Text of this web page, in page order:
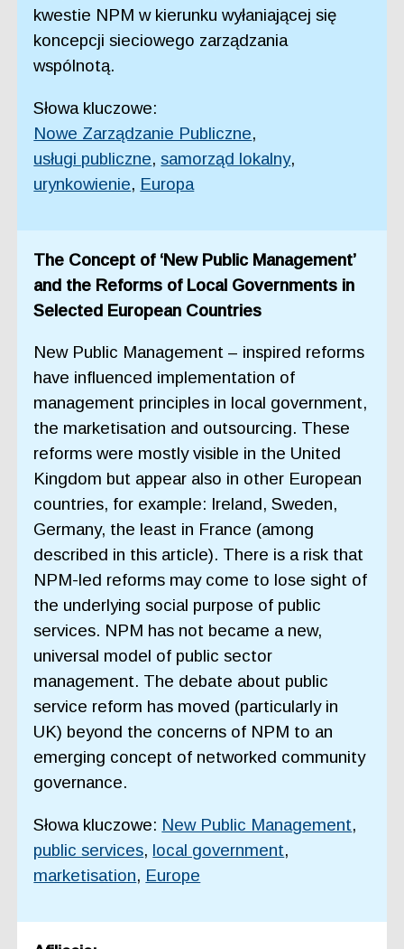
kwestie NPM w kierunku wyłaniającej się
koncepcji sieciowego zarządzania
wspólnotą.
Słowa kluczowe:
Nowe Zarządzanie Publiczne,
usługi publiczne,samorząd lokalny,
urynkowienie, Europa
The Concept of ‘New Public Management’
and the Reforms of Local Governments in
Selected European Countries
New Public Management – inspired reforms
have influenced implementation of
management principles in local government,
the marketisation and outsourcing. These
reforms were mostly visible in the United
Kingdom but appear also in other European
countries, for example: Ireland, Sweden,
Germany, the least in France (among
described in this article). There is a risk that
NPM-led reforms may come to lose sight of
the underlying social purpose of public
services. NPM has not became a new,
universal model of public sector
management. The debate about public
service reform has moved (particularly in
UK) beyond the concerns of NPM to an
emerging concept of networked community
governance.
Słowa kluczowe: New Public Management,
public services, local government,
marketisation, Europe